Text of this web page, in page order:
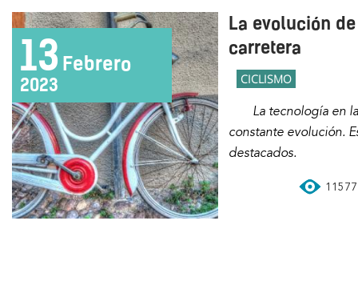
13 Febrero
2023
La evolución
carretera
CICLISMO
La tecnología en las bicis de carretera está en
constante evolución.
destacados.